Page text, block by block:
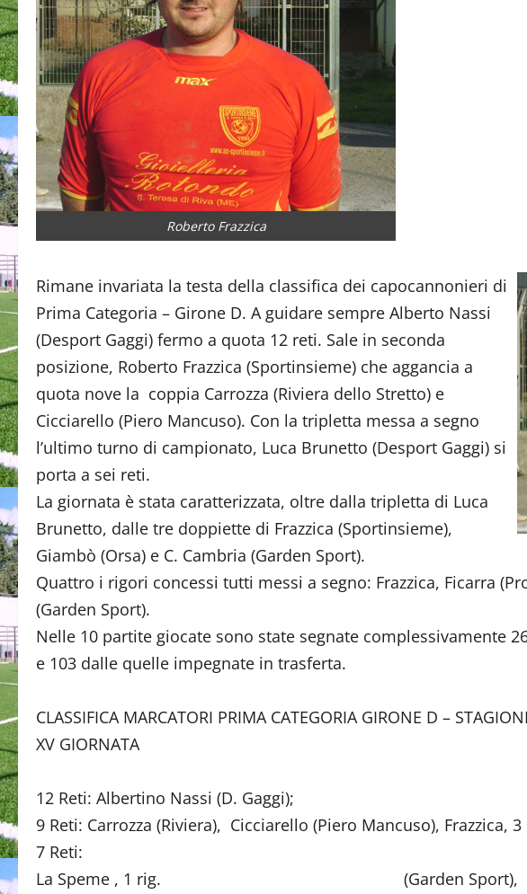
Roberto Frazzica
Rimane invariata la testa della classifica dei capocannonieri di
Prima Categoria – Girone D. A guidare sempre Alberto Nassi
(Desport Gaggi) fermo a quota 12 reti. Sale in seconda
posizione, Roberto Frazzica (Sportinsieme) che aggancia a
quota nove la coppia Carrozza (Riviera dello Stretto) e
Cicciarello (Piero Mancuso). Con la tripletta messa a segno
l’ultimo turno di campionato, Luca Brunetto (Desport Gaggi) si
porta a sei reti.
La giornata è stata caratterizzata, oltre dalla tripletta di Luca
Brunetto, dalle tre doppiette di Frazzica (Sportinsieme),
Giambò (Orsa) e C. Cambria (Garden Sport).
Quattro i rigori concessi tutti messi a segno: Frazzica, Ficarra
(Garden Sport).
Nelle 10 partite giocate sono state segnate complessivamente
e 103 dalle quelle impegnate in trasferta.
CLASSIFICA MARCATORI PRIMA CATEGORIA GIRONE D –
XV GIORNATA
12 Reti: Albertino Nassi (D. Gaggi);
9 Reti: Carrozza (Riviera), Cicciarello (Piero Mancuso), Frazzica,
7 Reti:
La Speme , 1 rig. (Garden Sport),